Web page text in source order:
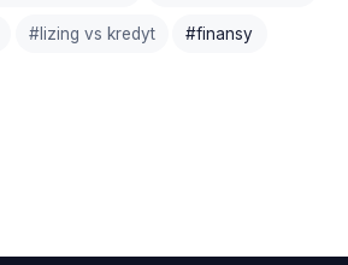
#lizing vs kredyt #finansy